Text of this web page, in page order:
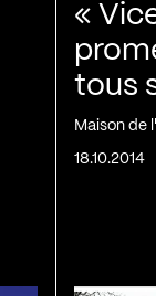
«
tous
Maison de
18.10.2014